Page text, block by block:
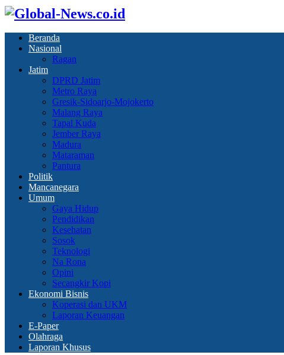
Beranda
Nasional
Ragan
Jatim
DPRD Jatim
Metro Raya
Gresik-Sidoarjo-Mojokerto
Malang Raya
Tapal Kuda
Jember Raya
Madura
Mataraman
Pantura
Politik
Mancanegara
Umum
Gaya Hidup
Pendidikan
Kesehatan
Sosok
Teknologi
Na Rona
Opini
Secangkir Kopi
Ekonomi Bisnis
Koperasi dan UKM
Laporan Keuangan
E-Paper
Olahraga
Laporan Khusus